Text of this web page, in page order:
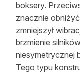
boksery.
znacznie
zmniejszył
brzmienie
niesymetrycznej
Tego typu